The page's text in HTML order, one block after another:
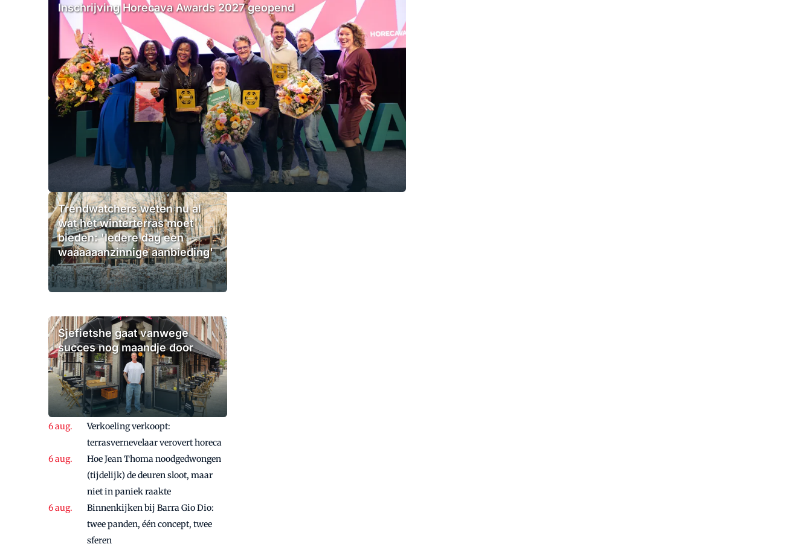
Inschrijving Horecava Awards 2027 geopend
Trendwatchers weten nu al
wat het winterterras moet
bieden: 'Iedere dag een
waaaaaanzinnige aanbieding'
Sjefietshe gaat vanwege
succes nog maandje door
Verkoeling verkoopt:
terrasvernevelaar verovert horeca
Hoe Jean Thoma noodgedwongen
(tijdelijk) de deuren sloot, maar
niet in paniek raakte
Binnenkijken bij Barra Gio Dio:
twee panden, één concept, twee
sferen